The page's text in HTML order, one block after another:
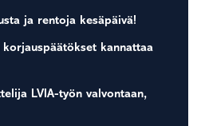
ja rentoja kesäpäivä!
kannattaa
LVIA-työn valvontaan,